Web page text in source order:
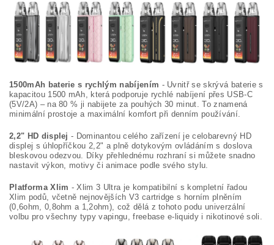
1500mAh baterie s rychlým nabíjením - Uvnitř se skrývá baterie s
kapacitou 1500 mAh, která podporuje rychlé nabíjení přes USB-C
(5V/2A) – na 80 % ji nabijete za pouhých 30 minut. To znamená
minimální prostoje a maximální komfort při denním používání.
2,2" HD displej - Dominantou celého zařízení je celobarevný HD
displej s úhlopříčkou 2,2" a plně dotykovým ovládáním s doslova
bleskovou odezvou. Díky přehlednému rozhraní si můžete snadno
nastavit výkon, motivy či animace podle svého stylu.
Platforma Xlim - Xlim 3 Ultra je kompatibilní s kompletní řadou
Xlim podů, včetně nejnovějších V3 cartridge s horním plněním
(0,6ohm, 0,8ohm a 1,2ohm), což dělá z tohoto podu univerzální
volbu pro všechny typy vapingu, freebase e-liquidy i nikotinové soli.